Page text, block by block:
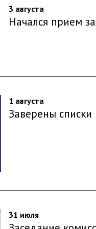
3 августа
Начался прием
1 августа
Заверены
31 июля